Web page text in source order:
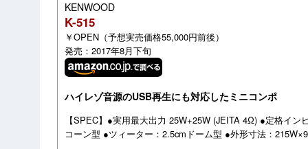
KENWOOD
K-515
￥OPEN（予想実売価格55,000円前後）
発売：2017年8月下旬
ハイレゾ音源のUSB再生にも対応したミニコンポ
【SPEC】●実用最大出力 25W+25W (JEITA 4Ω) ●定格イ
コーン型 ●ツィーター：2.5cmドーム型 ●外形寸法：